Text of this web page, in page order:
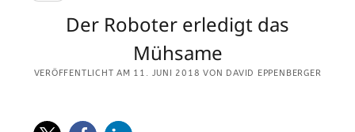
Der Roboter erledigt das
Mühsame
VERÖFFENTLICHT AM 11. JUNI 2018 VON DAVID EPPENBERGER